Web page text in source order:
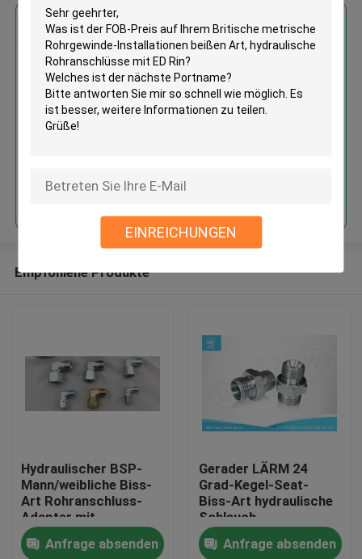
EINREICHUNGEN
Erhalten Sie den besten Preis für
Britische metrische
Rohrgewinde-Installationen
beißen Art, hydraulische
Fortsetzen
Empfohlene Produkte
Hydraulischer BSP-
Mann/weibliche Biss-
Art Rohranschluss-
Adapter mit
sichernder Dichtung
Anfrage absenden
Gerader LÄRM 24
Grad-Kegel-Seat-
Biss-Art hydraulische
Schlauch-
Verbindungsstück-
Installationen
Anfrage absenden